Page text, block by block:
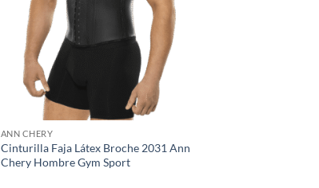
ANN CHERY
Cinturilla Faja Látex Broche 2031 Ann
Chery Hombre Gym Sport